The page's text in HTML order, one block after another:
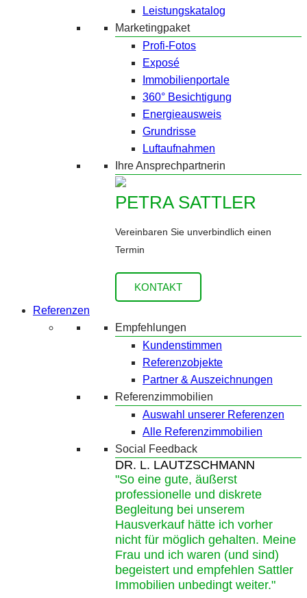
Leistungskatalog
Marketingpaket
Profi-Fotos
Exposé
Immobilienportale
360° Besichtigung
Energieausweis
Grundrisse
Luftaufnahmen
Ihre Ansprechpartnerin
PETRA SATTLER
Vereinbaren Sie unverbindlich einen
Termin
KONTAKT
Referenzen
Empfehlungen
Kundenstimmen
Referenzobjekte
Partner & Auszeichnungen
Referenzimmobilien
Auswahl unserer Referenzen
Alle Referenzimmobilien
Social Feedback
DR. L. LAUTZSCHMANN
"So eine gute, äußerst
professionelle und diskrete
Begleitung bei unserem
Hausverkauf hätte ich vorher
nicht für möglich gehalten. Meine
Frau und ich waren (und sind)
begeistert und empfehlen Sattler
Immobilien unbedingt weiter."